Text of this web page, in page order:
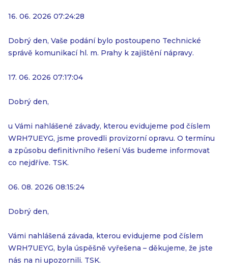
16. 06. 2026 07:24:28
Dobrý den, Vaše podání bylo postoupeno Technické
správě komunikací hl. m. Prahy k zajištění nápravy.
17. 06. 2026 07:17:04
Dobrý den,
u Vámi nahlášené závady, kterou evidujeme pod číslem
WRH7UEYG, jsme provedli provizorní opravu. O termínu
a způsobu definitivního řešení Vás budeme informovat
co nejdříve. TSK.
06. 08. 2026 08:15:24
Dobrý den,
Vámi nahlášená závada, kterou evidujeme pod číslem
WRH7UEYG, byla úspěšně vyřešena – děkujeme, že jste
nás na ni upozornili. TSK.